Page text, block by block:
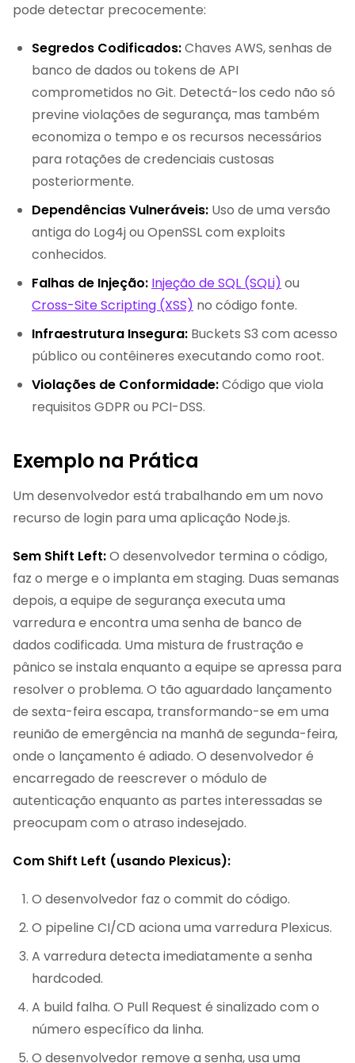
pode detectar precocemente:
Segredos Codificados:Chaves AWS, senhas de
banco de dados ou tokens de API
comprometidos no Git. Detectá-los cedo não só
previne violações de segurança, mas também
economiza o tempo e os recursos necessários
para rotações de credenciais custosas
posteriormente.
Dependências Vulneráveis: Uso de uma versão
antiga do Log4j ou OpenSSL com exploits
conhecidos.
Falhas de Injeção: Injeção de SQL (SQLi) ou
Cross-Site Scripting (XSS) no código fonte.
Infraestrutura Insegura: Buckets S3 com acesso
público ou contêineres executando como root.
Violações de Conformidade:Código que viola
requisitos GDPR ou PCI-DSS.
Exemplo na Prática
Um desenvolvedor está trabalhando em um novo
recurso de login para uma aplicação Node.js.
Sem Shift Left:O desenvolvedor termina o código,
faz o merge e o implanta em staging. Duas semanas
depois, a equipe de segurança executa uma
varredura e encontra uma senha de banco de
dados codificada. Uma mistura de frustração e
pânico se instala enquanto a equipe se apressa para
resolver o problema. O tão aguardado lançamento
de sexta-feira escapa, transformando-se em uma
reunião de emergência na manhã de segunda-feira,
onde o lançamento é adiado. O desenvolvedor é
encarregado de reescrever o módulo de
autenticação enquanto as partes interessadas se
preocupam com o atraso indesejado.
Com Shift Left (usando Plexicus):
O desenvolvedor faz o commit do código.
O pipeline CI/CD aciona uma varredura Plexicus.
A varredura detecta imediatamente a senha
hardcoded.
A build falha. O Pull Request é sinalizado com o
número específico da linha.
O desenvolvedor remove a senha, usa uma